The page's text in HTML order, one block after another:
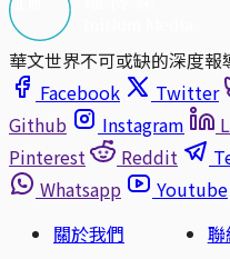
華文世界不可或缺的深度報
Facebook
Twitter
Github
Instagram
Pinterest
Reddit
Whatsapp
Youtube
關於我們
聯